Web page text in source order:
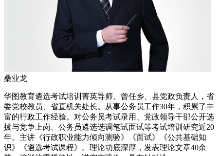
桑业龙
华图教育遴选考试培训菁英导师。曾任乡、县党政负责人，省
委党校教员、省直机关处长。从事公务员工作30年，积累了丰
富的行政工作经验。对公务员考试录用、党政领导干部公开选
拔与竞争上岗、公务员遴选选调笔试面试等考试培训研究近20
年。主讲《行政职业能力倾向测验》《面试》《公共基础知
识》《遴选考试课程》。理论功底深厚，发表理论文章40余